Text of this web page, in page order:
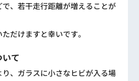
、若干走行距離が増えることが
だけますと幸いです。
て
、ガラスに小さなヒビが入る場